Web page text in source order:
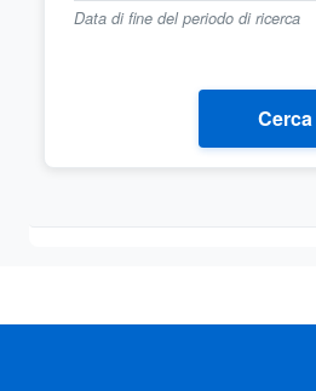
Data di fine del periodo di ricerca
Cerca